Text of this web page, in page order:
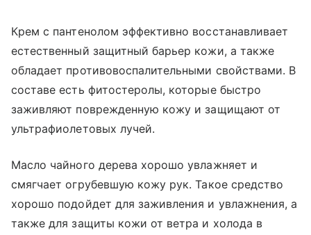
Крем с пантенолом эффективно восстанавливает
естественный защитный барьер кожи, а также
обладает противовоспалительными свойствами. В
составе есть фитостеролы, которые быстро
заживляют поврежденную кожу и защищают от
ультрафиолетовых лучей.
Масло чайного дерева хорошо увлажняет и
смягчает огрубевшую кожу рук. Такое средство
хорошо подойдет для заживления и увлажнения, а
также для защиты кожи от ветра и холода в